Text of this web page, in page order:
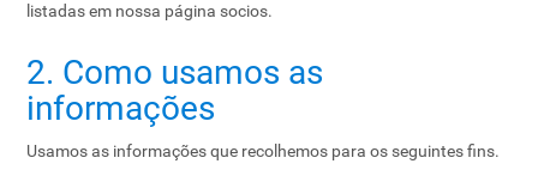
listadas em nossa página socios.
2. Como usamos as
informações
Usamos as informações que recolhemos para os seguintes fins.